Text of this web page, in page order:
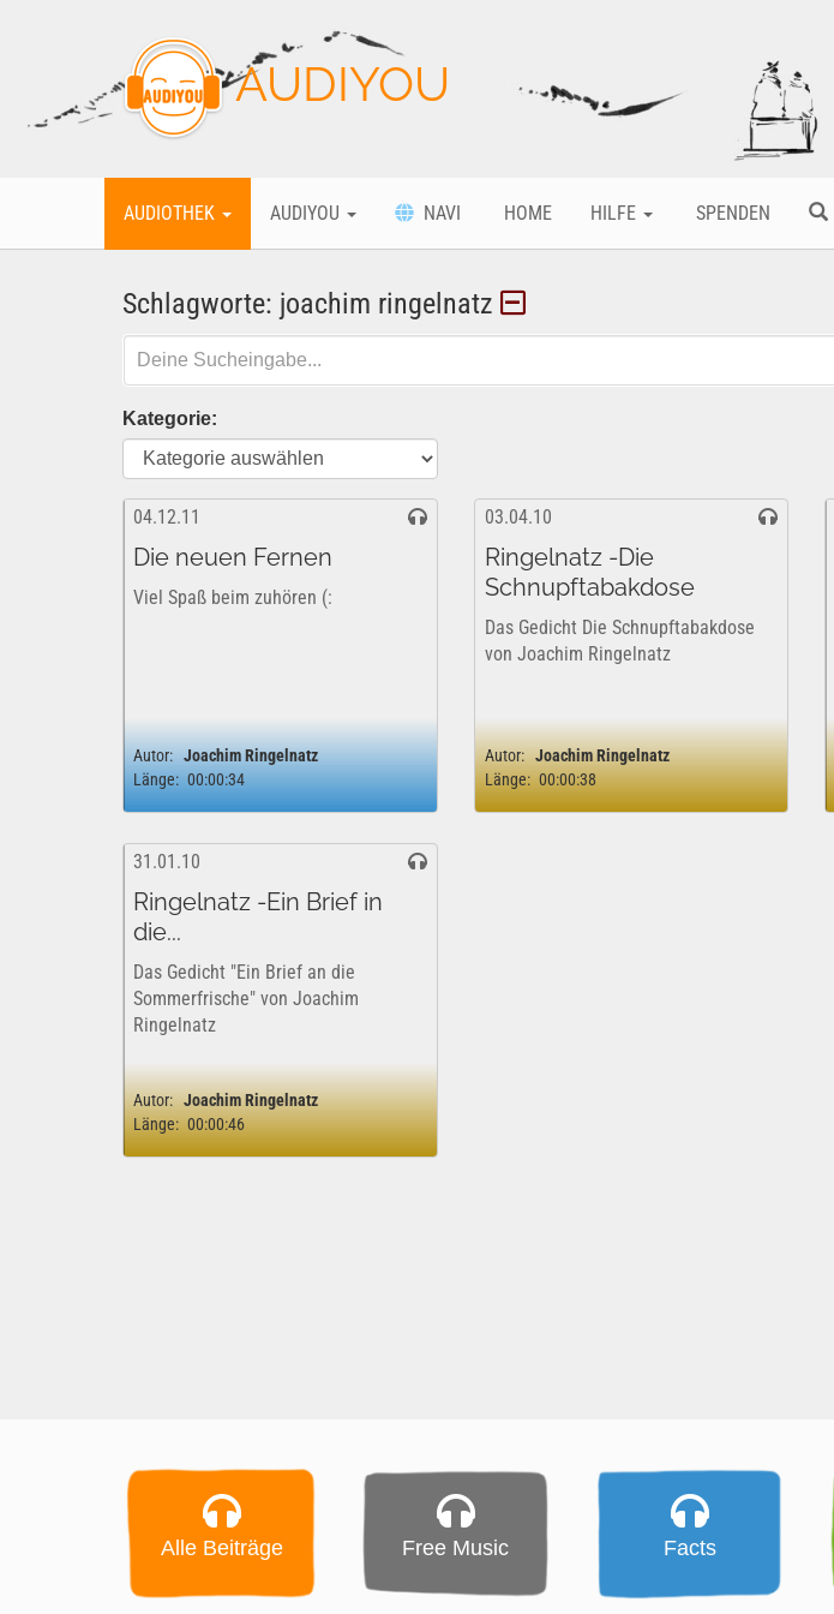
AUDIYOU
AUDIOTHEK AUDIYOU NAVI HOME HILFE SPENDEN
Schlagworte: joachim ringelnatz
Kategorie:
04.12.11
Die neuen Fernen
Viel Spaß beim zuhören (:
Autor: Joachim Ringelnatz
Länge: 00:00:34
03.04.10
Ringelnatz -Die
Schnupftabakdose
Das Gedicht Die Schnupftabakdose
von Joachim Ringelnatz
Autor: Joachim Ringelnatz
Länge: 00:00:38
31.01.10
Ringelnatz -Ein Brief in
die...
Das Gedicht "Ein Brief an die
Sommerfrische" von Joachim
Ringelnatz
Autor: Joachim Ringelnatz
Länge: 00:00:46
Alle Beiträge Free Music Facts